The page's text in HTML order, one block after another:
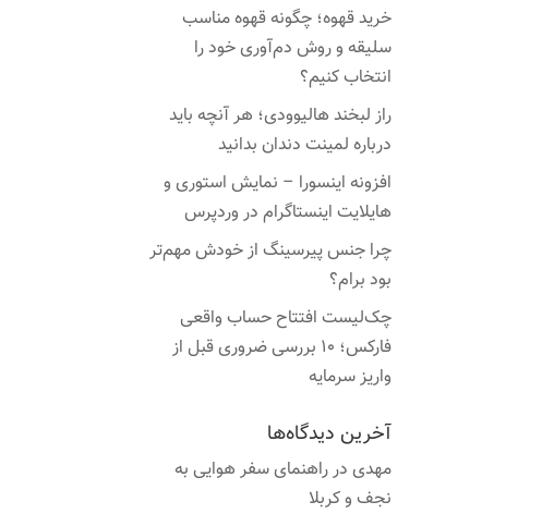
خرید قهوه؛ چگونه قهوه مناسب
سلیقه و روش دم‌آوری خود را
انتخاب کنیم؟
راز لبخند هالیوودی؛ هر آنچه باید
درباره لمینت دندان بدانید
افزونه اینسورا – نمایش استوری و
هایلایت اینستاگرام در وردپرس
چرا جنس پیرسینگ از خودش مهم‌تر
بود برام؟
چک‌لیست افتتاح حساب واقعی
فارکس؛ ۱۰ بررسی ضروری قبل از
واریز سرمایه
آخرین دیدگاه‌ها
مهدی درراهنمای سفر هوایی به
نجف و کربلا